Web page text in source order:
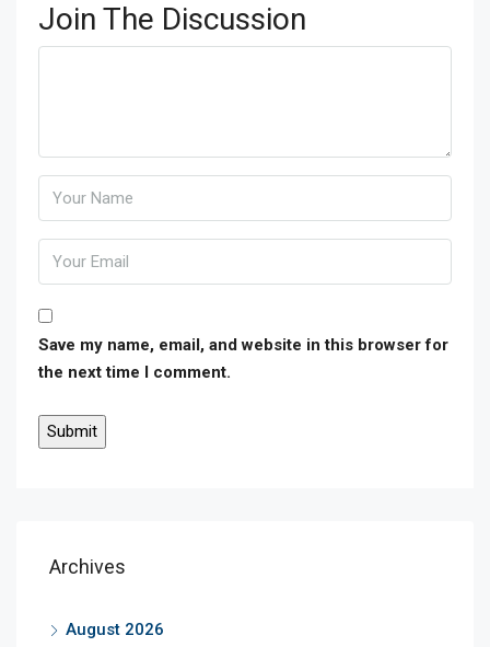
Join The Discussion
Save my name, email, and website in this browser for
the next time I comment.
Archives
August 2026